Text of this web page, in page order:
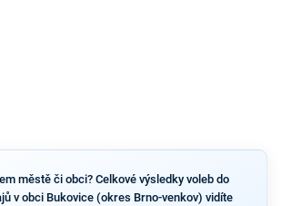
městě či obci? Celkové výsledky voleb do
v obci Bukovice (okres Brno-venkov) vidíte